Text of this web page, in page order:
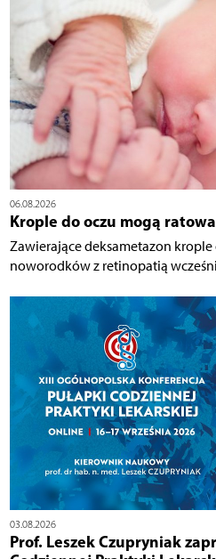
06.08.2026
Krople do oczu mogą
Zawierające deksametazon
noworodków z retinopatią
03.08.2026
Prof. Leszek Czupryniak